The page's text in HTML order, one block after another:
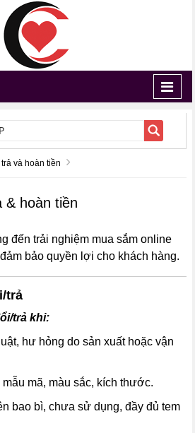
và hoàn tiền
& hoàn tiền
đến trải nghiệm mua sắm online
bảo quyền lợi cho khách hàng.
trả
trả khi:
hư hỏng do sản xuất hoặc vận
mã, màu sắc, kích thước.
bao bì, chưa sử dụng, đầy đủ tem